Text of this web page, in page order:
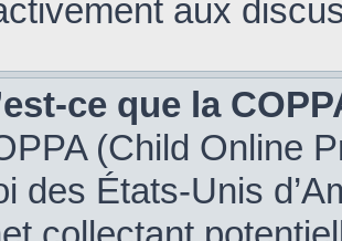
aux
ce que la
(Child Online
des États-Unis